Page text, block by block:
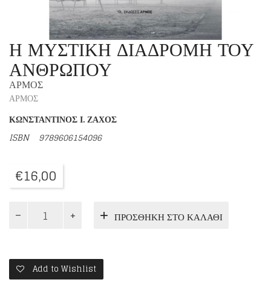
Η ΜΥΣΤΙΚΗ ΔΙΑΔΡΟΜΗ ΤΟΥ
ΑΝΘΡΩΠΟΥ
ΑΡΜΟΣ
ΑΡΜΟΣ
ΚΩΝΣΤΑΝΤΙΝΟΣ Ι. ΖΑΧΟΣ
ISBN
9789606154096
€16,00
ΜΥΣΤΙΚΗ
ΑΝΘΡΩΠΟΥ
ποσότητα
ΠΡΟΣΘΉΚΗ ΣΤΟ ΚΑΛΆΘΙ
Add to Wishlist